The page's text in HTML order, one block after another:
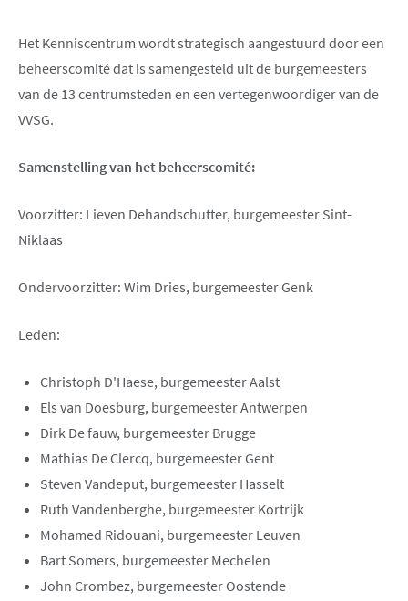
Het Kenniscentrum wordt strategisch aangestuurd door een
beheerscomité dat is samengesteld uit de burgemeesters
van de 13 centrumsteden en een vertegenwoordiger van de
VVSG.
Samenstelling van het beheerscomité:
Voorzitter: Lieven Dehandschutter, burgemeester Sint-
Niklaas
Ondervoorzitter: Wim Dries, burgemeester Genk
Leden:
Christoph D'Haese, burgemeester Aalst
Els van Doesburg, burgemeester Antwerpen
Dirk De fauw, burgemeester Brugge
Mathias De Clercq, burgemeester Gent
Steven Vandeput, burgemeester Hasselt
Ruth Vandenberghe, burgemeester Kortrijk
Mohamed Ridouani, burgemeester Leuven
Bart Somers, burgemeester Mechelen
John Crombez, burgemeester Oostende